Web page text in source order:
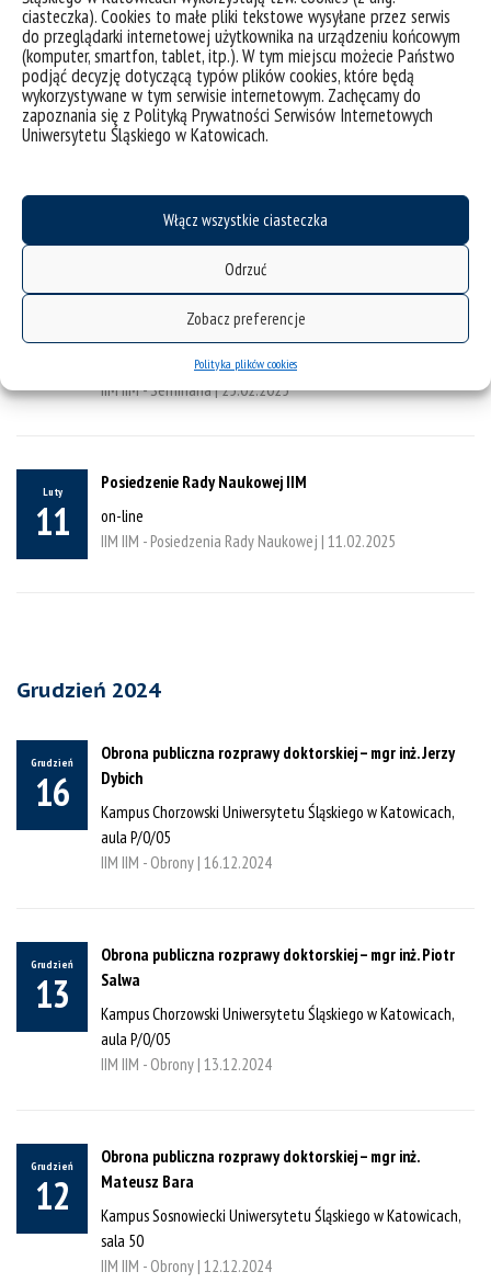
ciasteczka). Cookies to małe pliki tekstowe wysyłane przez serwis
do przeglądarki internetowej użytkownika na urządzeniu końcowym
(komputer, smartfon, tablet, itp.). W tym miejscu możecie Państwo
podjąć decyzję dotyczącą typów plików cookies, które będą
wykorzystywane w tym serwisie internetowym. Zachęcamy do
zapoznania się z Polityką Prywatności Serwisów Internetowych
Uniwersytetu Śląskiego w Katowicach.
Włącz wszystkie ciasteczka
Odrzuć
Zobacz preferencje
Polityka plików cookies
Marzec
25
Posiedzenie Rady Naukowej IIM
Kampus Chorzowski Uniwersytetu Śląskiego w Katowicach
IIM IIM - Posiedzenia Rady Naukowej |25.03.2025
Seminarium Instytutu Inżynierii Materiałowej – dr inż.
Kampus Chorzowski Uniwersytetu Śląskiego w Katowicach,
IIM IIM - Seminaria |25.02.2025
Luty
11
Posiedzenie Rady Naukowej IIM
on-line
IIM IIM - Posiedzenia Rady Naukowej | 11.02.2025
Grudzień 2024
Grudzień
16
Obrona publiczna rozprawy doktorskiej – mgr inż. Jerzy
Dybich
Kampus Chorzowski Uniwersytetu Śląskiego w Katowicach,
aula P/0/05
IIM IIM - Obrony | 16.12.2024
Grudzień
13
Obrona publiczna rozprawy doktorskiej – mgr inż. Piotr
Salwa
Kampus Chorzowski Uniwersytetu Śląskiego w Katowicach,
aula P/0/05
IIM IIM - Obrony | 13.12.2024
Grudzień
12
Obrona publiczna rozprawy doktorskiej – mgr inż.
Mateusz Bara
Kampus Sosnowiecki Uniwersytetu Śląskiego w Katowicach,
sala 50
IIM IIM - Obrony | 12.12.2024